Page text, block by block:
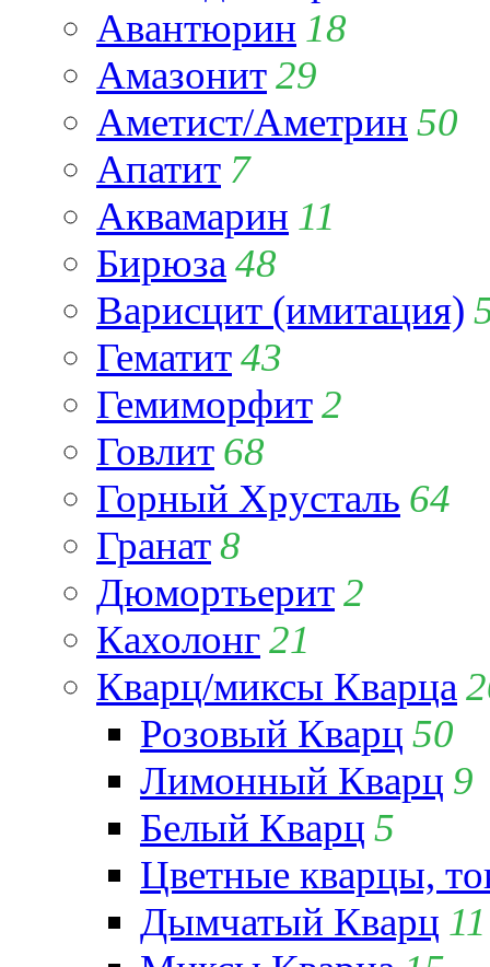
Авантюрин 18
Амазонит29
Аметист/Аметрин 50
Апатит 7
Аквамарин 11
Бирюза 48
Варисцит (имитация)
Гематит43
Гемиморфит2
Говлит 68
Горный Хрусталь 64
Гранат8
Дюмортьерит2
Кахолонг21
Кварц/миксы Кварца
Розовый Кварц 50
Лимонный Кварц 9
Белый Кварц 5
Цветные кварцы,
Дымчатый Кварц 11